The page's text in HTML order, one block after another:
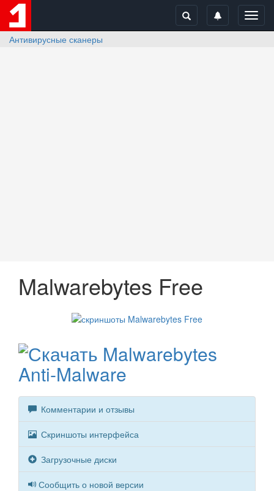
Антивирусные сканеры
Malwarebytes Free
Комментарии и отзывы
Скриншоты интерфейса
Загрузочные диски
Сообщить о новой версии